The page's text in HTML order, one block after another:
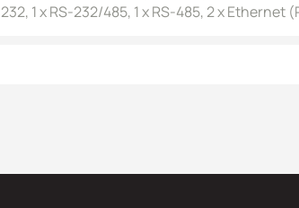
232, 1 x RS-232/485, 1 x RS-485, 2 x Ethernet